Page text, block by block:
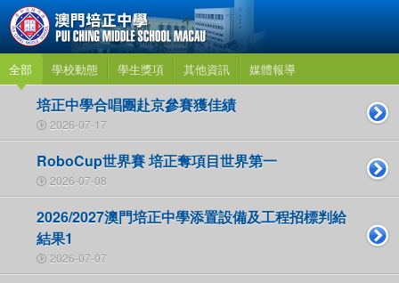
全部 學校動態 學生獎項 其他資訊 媒體報導
培正中學合唱團赴京參賽獲佳績
2026-07-17
RoboCup世界賽 培正奪項目世界第一
2026-07-08
2026/2027澳門培正中學添置設備及工程招標判給
結果1
2026-07-07